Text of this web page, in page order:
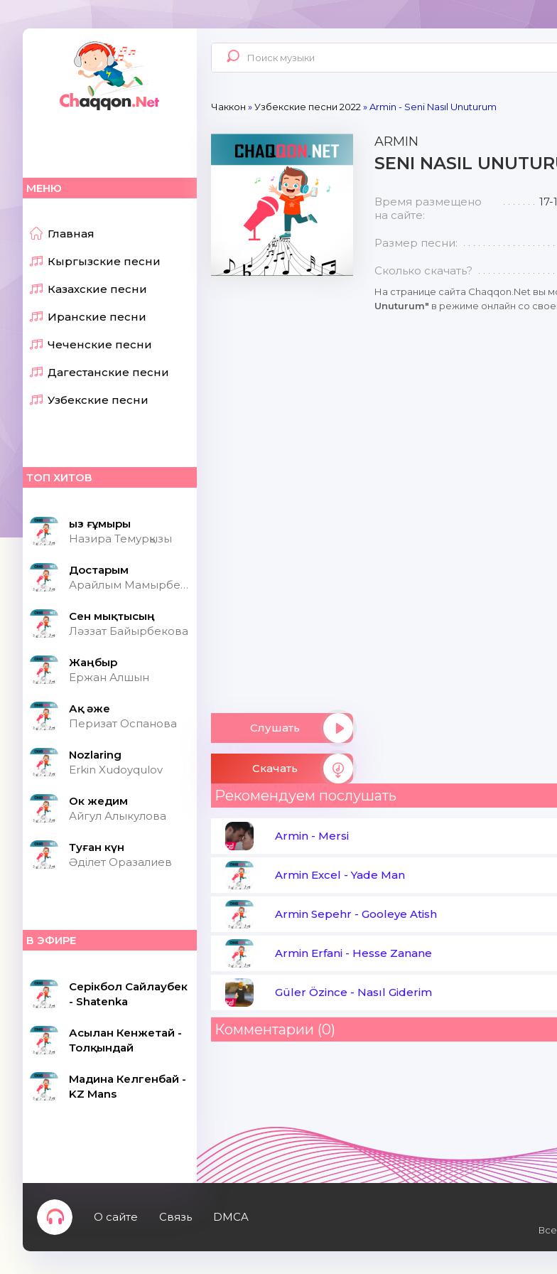
МЕНЮ
Главная
Кыргызские песни
Казахские песни
Иранские песни
Чеченские песни
Дагестанские песни
Узбекские песни
ТОП ХИТОВ
Қыз ғұмыры
Назира Темурқызы
Достарым
Арайлым Мамырбекқызы
Сен мықтысың
Ләззат Байырбекова
Жаңбыр
Ержан Алшын
Ақ әже
Перизат Оспанова
Nozlaring
Erkin Xudoyqulov
Ок жедим
Айгул Алыкулова
Туған күн
Әділет Оразалиев
В ЭФИРЕ
Серікбол Сайлаубек
- Shatenka
Асылан Кенжетай -
Толқындай
Мадина Келгенбай -
KZ Mans
Чаккон »Узбекские песни 2022 » Armin - Seni Nasıl Unuturum
Слушать
Скачать
ARMIN
SENI NASIL
Время размещено
на сайте:
17-
Размер песни:
Сколько скачать?
На странице сайта Chaqqon.Net вы
Unuturum" в режиме онлайн со
Рекомендуем послушать
Armin - Mersi
Armin Excel -Yade Man
Armin Sepehr - Gooleye Atish
Armin Erfani - Hesse Zanane
Güler Özince - Nasıl Giderim
Комментарии (0)
О сайте Связь DMCA